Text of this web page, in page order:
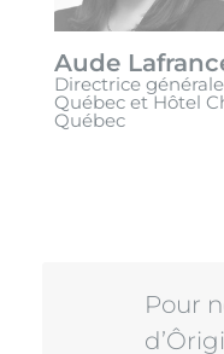
Aude
Québec et Hôtel
Québec
ça